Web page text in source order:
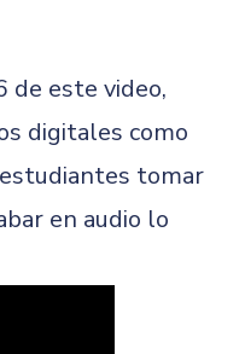
este video,
digitales como
tomar
en audio lo